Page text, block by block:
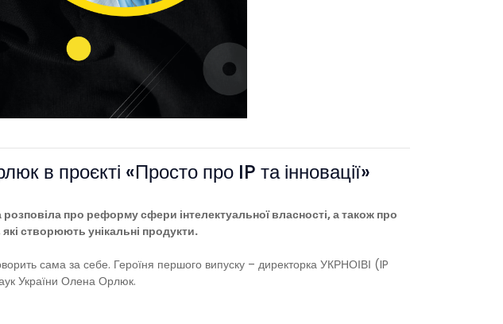
в проєкті «Просто про IP та інновації»
про реформу сфери інтелектуальної власності, а також про
створюють унікальні продукти.
сама за себе. Героїня першого випуску – директорка УКРНОІВІ (IP
України Олена Орлюк.